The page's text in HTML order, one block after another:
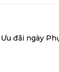
Ưu đãi ngày